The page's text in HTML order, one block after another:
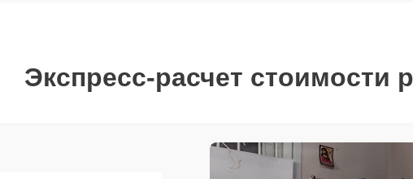
Экспресс-расчет стоимости